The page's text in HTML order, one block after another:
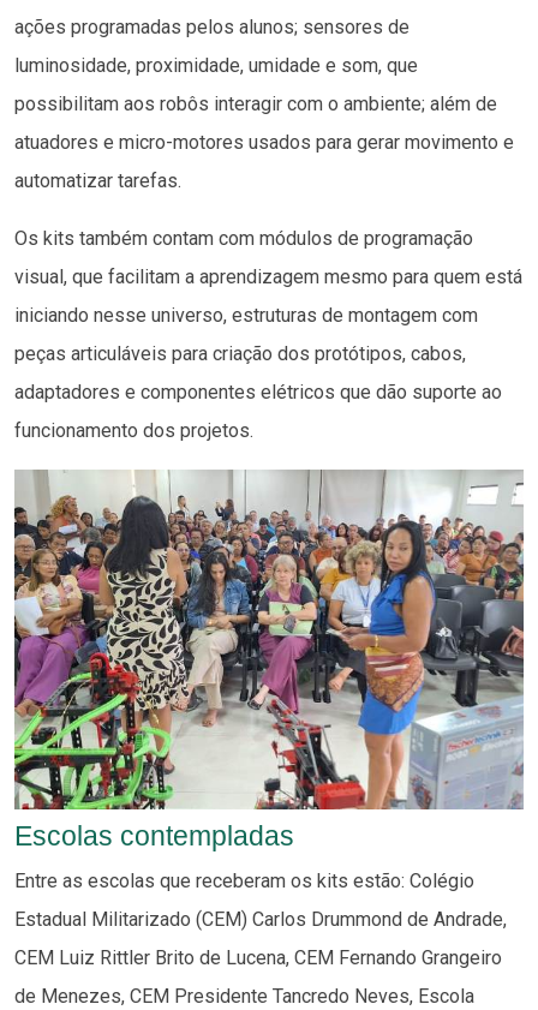
ações programadas pelos alunos; sensores de
luminosidade, proximidade, umidade e som, que
possibilitam aos robôs interagir com o ambiente; além de
atuadores e micro-motores usados para gerar movimento e
automatizar tarefas.
Os kits também contam com módulos de programação
visual, que facilitam a aprendizagem mesmo para quem está
iniciando nesse universo, estruturas de montagem com
peças articuláveis para criação dos protótipos, cabos,
adaptadores e componentes elétricos que dão suporte ao
funcionamento dos projetos.
Escolas contempladas
Entre as escolas que receberam os kits estão: Colégio
Estadual Militarizado (CEM) Carlos Drummond de Andrade,
CEM Luiz Rittler Brito de Lucena, CEM Fernando Grangeiro
de Menezes, CEM Presidente Tancredo Neves, Escola